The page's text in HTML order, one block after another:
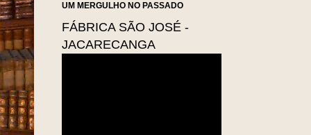
UM MERGULHO NO PASSADO
FÁBRICA SÃO JOSÉ -
JACARECANGA